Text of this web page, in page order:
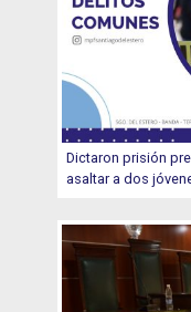
Dictaron prisión
asaltar a dos